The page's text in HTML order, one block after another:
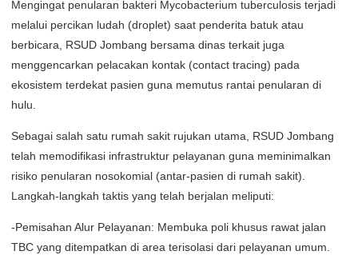
Mengingat penularan bakteri Mycobacterium tuberculosis terjadi
melalui percikan ludah (droplet) saat penderita batuk atau
berbicara, RSUD Jombang bersama dinas terkait juga
menggencarkan pelacakan kontak (contact tracing) pada
ekosistem terdekat pasien guna memutus rantai penularan di
hulu.
Sebagai salah satu rumah sakit rujukan utama, RSUD Jombang
telah memodifikasi infrastruktur pelayanan guna meminimalkan
risiko penularan nosokomial (antar-pasien di rumah sakit).
Langkah-langkah taktis yang telah berjalan meliputi:
-Pemisahan Alur Pelayanan: Membuka poli khusus rawat jalan
TBC yang ditempatkan di area terisolasi dari pelayanan umum.